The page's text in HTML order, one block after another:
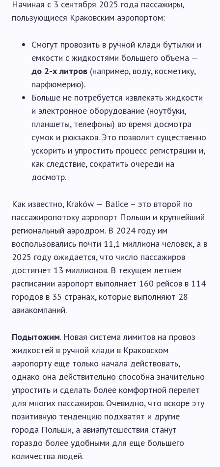
Начиная с 3 сентября 2025 года пассажиры,
пользующиеся Краковским аэропортом:
Смогут провозить в ручной клади бутылки и
емкости с жидкостями большего объема —
до 2-х литров (например, воду, косметику,
парфюмерию).
Больше не потребуется извлекать жидкости
и электронное оборудование (ноутбуки,
планшеты, телефоны) во время досмотра
сумок и рюкзаков. Это позволит существенно
ускорить и упростить процесс регистрации и,
как следствие, сократить очереди на
досмотр.
Как известно, Kraków — Balice – это второй по
пассажиропотоку аэропорт Польши и крупнейший
региональный аэродром. В 2024 году им
воспользовались почти 11,1 миллиона человек, а в
2025 году ожидается, что число пассажиров
достигнет 13 миллионов. В текущем летнем
расписании аэропорт выполняет 160 рейсов в 114
городов в 35 странах, которые выполняют 28
авиакомпаний.
Подытожим. Новая система лимитов на провоз
жидкостей в ручной клади в Краковском
аэропорту еще только начала действовать,
однако она действительно способна значительно
упростить и сделать более комфортной перелет
для многих пассажиров. Очевидно, что вскоре эту
позитивную тенденцию подхватят и другие
города Польши, а авиапутешествия станут
гораздо более удобными для еще большего
количества людей.